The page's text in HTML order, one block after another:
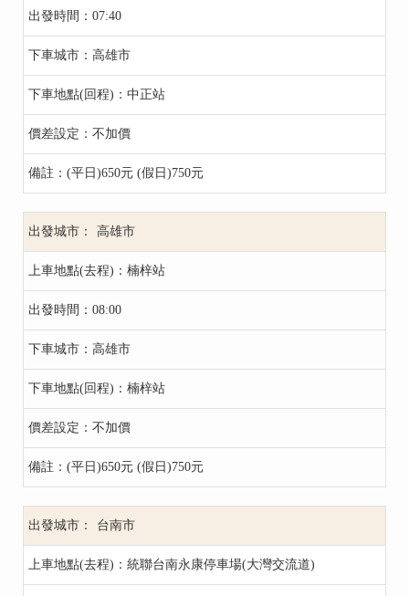
07:40
高雄市
中正站
不加價
(平日)650元 (假日)750元
高雄市
楠梓站
08:00
高雄市
楠梓站
不加價
(平日)650元 (假日)750元
台南市
統聯台南永康停車場(大灣交流道)